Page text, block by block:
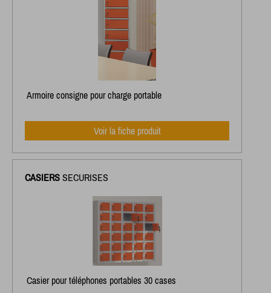
Armoire consigne pour charge portable
Voir la fiche produit
CASIERS SECURISES
Casier pour téléphones portables 30 cases